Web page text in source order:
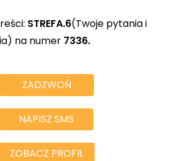
STREFA.6(Twoje pytania i
na numer 7336.
ZADZWOŃ
NAPISZ SMS
ZOBACZ PROFIL